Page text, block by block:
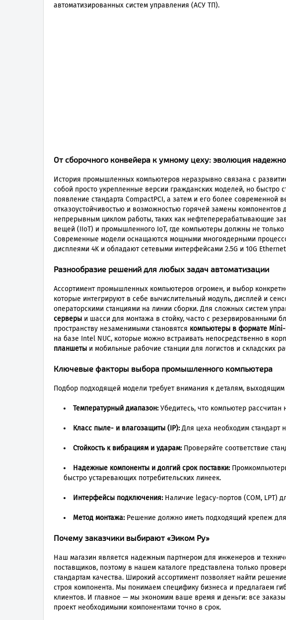
автоматизированных систем управления (АСУ ТП).
От сборочного конвейера к умному цеху: эволюция
История промышленных компьютеров неразрывно связана с
собой просто укрепленные версии гражданских моделей, но
появление стандарта CompactPCI, а затем и его более
отказоустойчивостью и возможностью горячей замены компонентов
непрерывным циклом работы, таких как нефтеперерабатывающие
вещей (IIoT) и промышленного IoT, где компьютеры должны не
Современные модели оснащаются мощными многоядерными
дисплеями 4K и обладают сетевыми интерфейсами 2.5G и 10G
Разнообразие решений для любых задач автоматизации
Ассортимент промышленных компьютеров огромен, и выбор
которые интегрируют в себе вычислительный модуль, дисплей и
операторскими станциями на линии сборки. Для сложных систем
серверы и шасси для монтажа в стойку, часто с резервированными
пространству незаменимыми становятся компьютеры в формате Mini-
на базе Intel NUC, которые можно встраивать непосредственно в
планшеты и мобильные рабочие станции для логистов и складских
Ключевые факторы выбора промышленного компьютера
Подбор подходящей модели требует внимания к деталям,
Температурный диапазон:Убедитесь, что компьютер рассчитан
Класс пыле- и влагозащиты (IP):Для цеха необходим стандарт
Стойкость к вибрациям и ударам:Проверяйте соответствие
Надежные компоненты и долгий срок поставки:
быстро устаревающих потребительских линеек.
Интерфейсы подключения:Наличие legacy-портов (COM, LPT)
Метод монтажа:Решение должно иметь подходящий крепеж для
Почему заказчики выбирают «Эиком Ру»
Наш магазин является надежным партнером для инженеров и
поставщиков, поэтому в нашем каталоге представлена только
стандартам качества. Широкий ассортимент позволяет найти
строя компонента. Мы понимаем специфику бизнеса и предлагаем
клиентов. И главное — мы экономим ваше время и деньги: все
проект необходимыми компонентами точно в срок.